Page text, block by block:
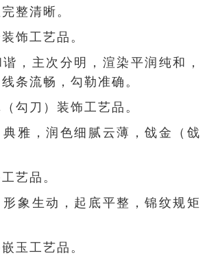
整清晰。
饰工艺品。
，主次分明，渲染平润纯和，
条流畅，勾勒准确。
（勾刀）装饰工艺品。
雅，润色细腻云薄，戗金（戗
艺品。
形象生动，起底平整，锦纹规矩
玉工艺品。